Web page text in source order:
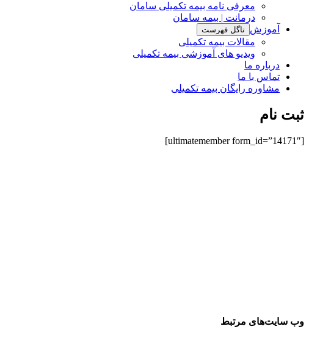
معرفی نامه بیمه تکمیلی سامان
درمانت | بیمه سامان
آموزش تاگل فهرست
مقالات بیمه تکمیلی
ویدیو های آموزشی بیمه تکمیلی
درباره ما
تماس با ما
مشاوره رایگان بیمه تکمیلی
ثبت نام
[ultimatemember form_id=”14171″]
وب سایت‌های مرتبط